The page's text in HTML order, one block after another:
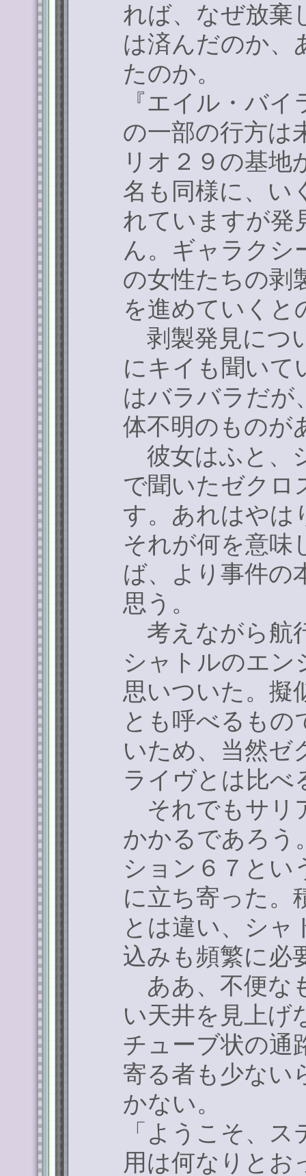
れば、なぜ放棄
は済んだのか、
たのか。
『エイル・バ
の一部の行方は
リオ２９の基地
名も同様に、い
れていますが発
ん。ギャラクシ
の女性たちの剥
を進めていくと
剥製発見につ
にキイも聞いて
はバラバラだが
体不明のものが
彼女はふと、
で聞いたゼクロ
す。あれはやは
それが何を意味
ば、より事件の
思う。
考えながら航
シャトルのエン
思いついた。擬
とも呼べるもの
いため、当然ゼ
ライヴとは比べ
それでもサリ
かかるであろう
ション６７とい
に立ち寄った。
とは違い、シャ
込みも頻繁に必
ああ、不便な
い天井を見上げ
チューブ状の通
寄る者も少ない
かない。
「ようこそ、
用は何なりとお